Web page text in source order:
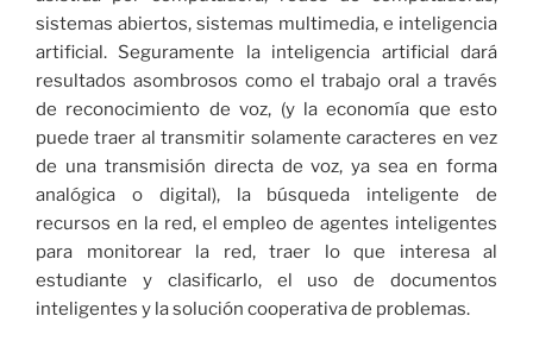
sistemas abiertos, sistemas multimedia, e inteligencia
artificial. Seguramente la inteligencia artificial dará
resultados asombrosos como el trabajo oral a través
de reconocimiento de voz, (y la economía que esto
puede traer al transmitir solamente caracteres en vez
de una transmisión directa de voz, ya sea en forma
analógica o digital), la búsqueda inteligente de
recursos en la red, el empleo de agentes inteligentes
para monitorear la red, traer lo que interesa al
estudiante y clasificarlo, el uso de documentos
inteligentes y la solución cooperativa de problemas.